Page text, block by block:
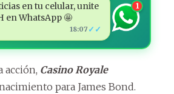
en tu celular, unite
en WhatsApp 🤩
18:07 ✓✓
1
acción, Casino Royale
para James Bond.